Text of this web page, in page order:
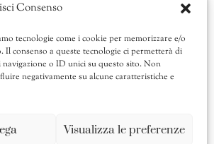
Consenso
tecnologie come i cookie per memorizzare e/o
consenso a queste tecnologie ci permetterà di
o ID unici su questo sito. Non
negativamente su alcune caratteristiche e
Visualizza le preferenze